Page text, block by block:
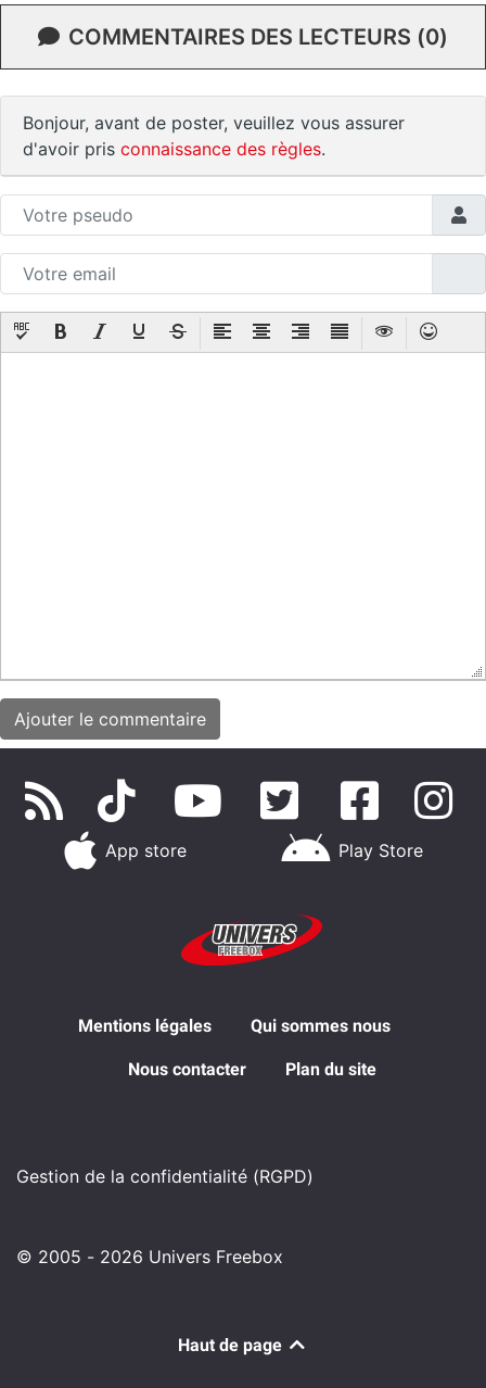
COMMENTAIRES DES LECTEURS (0)
Bonjour, avant de poster, veuillez vous assurer
d'avoir pris connaissance des règles.
App store Play Store
Mentions légales Qui sommes nous
Nous contacter Plan du site
Gestion de la confidentialité (RGPD)
© 2005 - 2026 Univers Freebox
Haut de page